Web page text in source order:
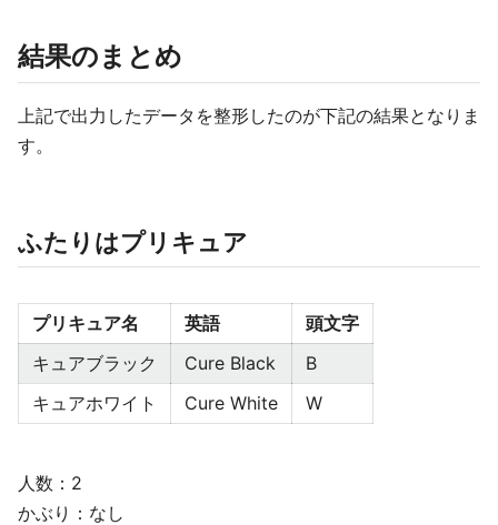
結果のまとめ
上記で出力したデータを整形したのが下記の結果となりま
す。
ふたりはプリキュア
プリキュア名 英語
頭文字
キュアブラック
Cure Black
B
キュアホワイト
Cure White W
人数：2
かぶり：なし